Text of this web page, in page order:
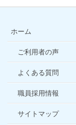
ホーム
ご利用者の声
よくある質問
職員採用情報
サイトマップ